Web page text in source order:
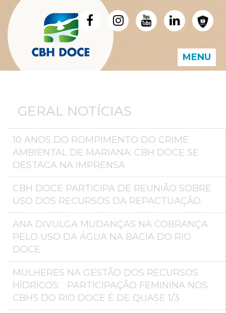
MENU
GERAL NOTÍCIAS
10 ANOS DO ROMPIMENTO DO CRIME
AMBIENTAL DE MARIANA: CBH DOCE SE
DESTACA NA IMPRENSA
CBH DOCE PARTICIPA DE REUNIÃO SOBRE
USO DOS RECURSOS DA REPACTUAÇÃO
ANA DIVULGA MUDANÇAS NA COBRANÇA
PELO USO DA ÁGUA NA BACIA DO RIO
DOCE
MULHERES NA GESTÃO DOS RECURSOS
HÍDRICOS: PARTICIPAÇÃO FEMININA NOS
CBHS DO RIO DOCE É DE QUASE 1/3